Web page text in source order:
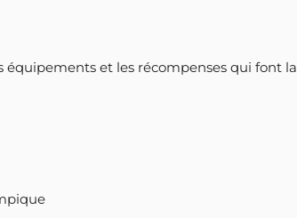
équipements et les récompenses qui font la